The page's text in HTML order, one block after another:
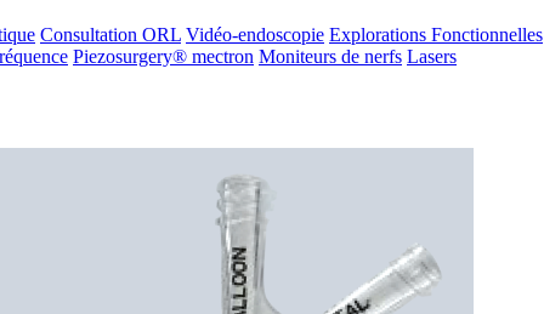
Consultation ORL Vidéo-endoscopie Explorations Fonctionnelles
Piezosurgery® mectron Moniteurs de nerfs Lasers